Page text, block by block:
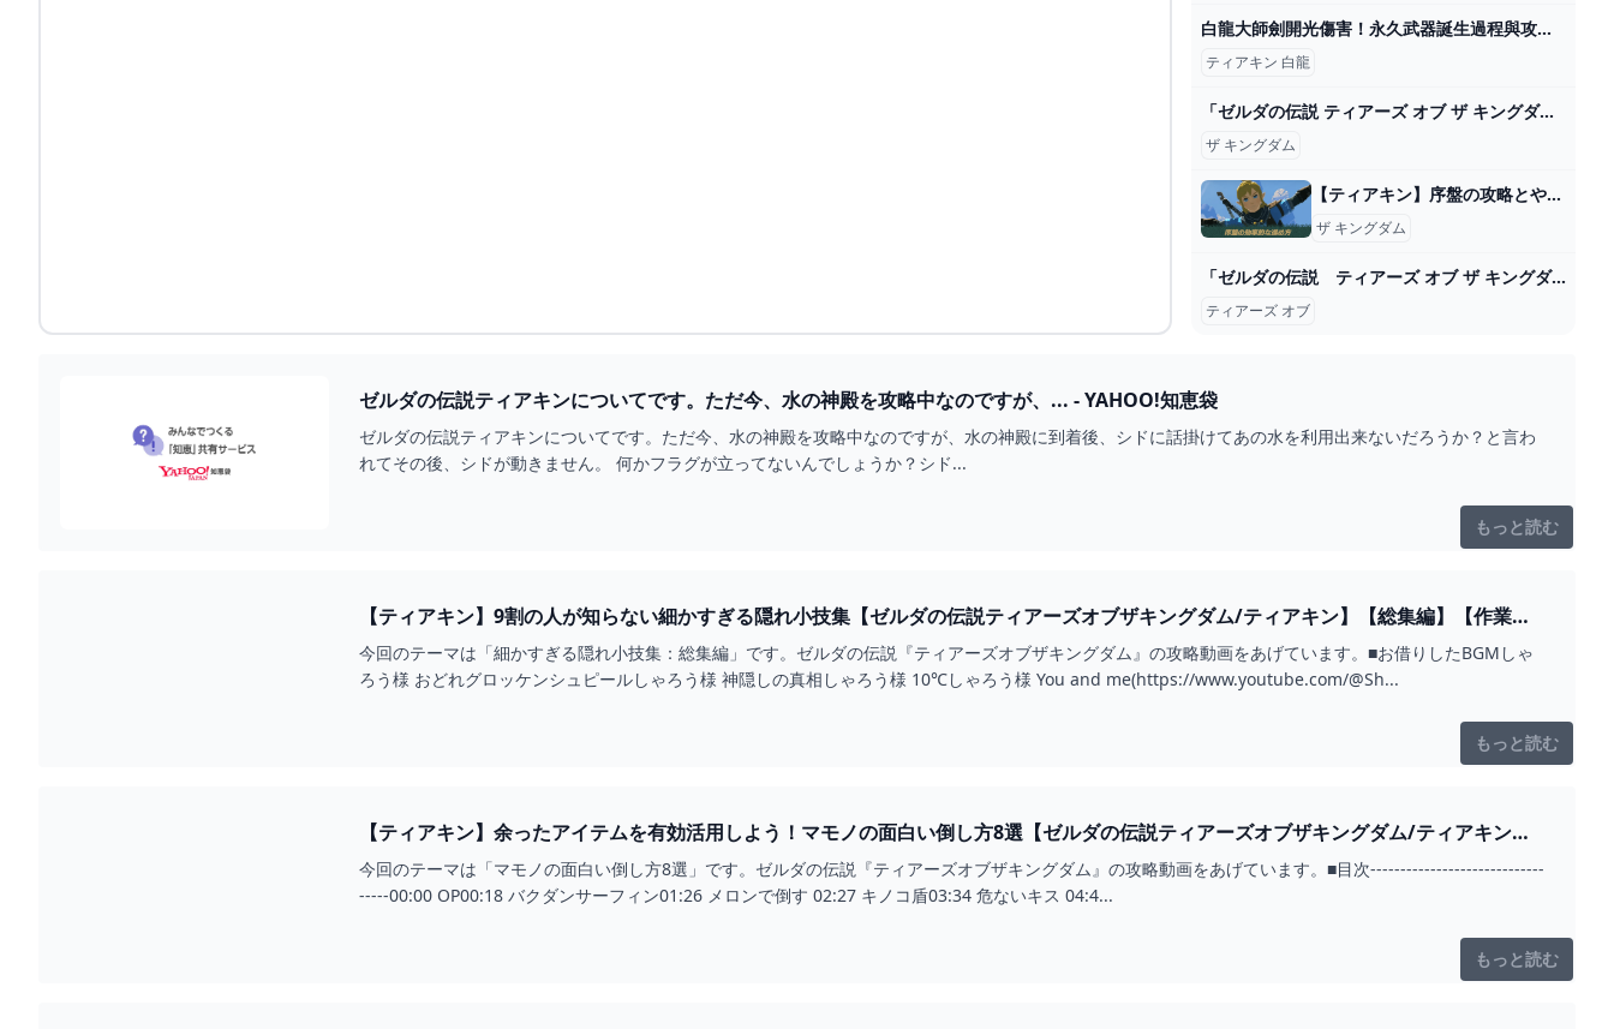
白龍大師劍開光傷害！永久武器誕生過程與攻打各人馬 - YouTube
ティアキン 白龍
「ゼルダの伝説 ティアーズ オブ ザ キングダム」がギネス世界記録「最も早く売れた任天堂ゲーム」を達成！ - GAME Watch
ザ キングダム
【ティアキン】序盤の攻略とやるべきこと｜初心者の進め方【ゼルダの伝説ティアーズオブザキングダム】｜ゲームエイト
ザ キングダム
「ゼルダの伝説 ティアーズ オブ ザ キングダム ザ・コンプリートガイド」電撃ゲーム書籍編集部 [ゲーム攻略本] - KADOKAWA
ティアーズ オブ
ゼルダの伝説ティアキンについてです。ただ今、水の神殿を攻略中なのですが、... - YAHOO!知恵袋
ゼルダの伝説ティアキンについてです。ただ今、水の神殿を攻略中なのですが、水の神殿に到着後、シドに話掛けてあの水を利用出来ないだろうか？と言わ
れてその後、シドが動きません。 何かフラグが立ってないんでしょうか？シド...
もっと読む
【ティアキン】9割の人が知らない細かすぎる隠れ小技集【ゼルダの伝説ティアーズオブザキングダム/ティアキン】【総集編】【作業
用】 - YOUTUBE
今回のテーマは「細かすぎる隠れ小技集：総集編」です。ゼルダの伝説『ティアーズオブザキングダム』の攻略動画をあげています。■お借りしたBGMしゃ
ろう様 おどれグロッケンシュピールしゃろう様 神隠しの真相しゃろう様 10℃しゃろう様 You and me(https://www.youtube.com/@Sh...
もっと読む
【ティアキン】余ったアイテムを有効活用しよう！マモノの面白い倒し方8選【ゼルダの伝説ティアーズオブザキングダム/ティアキン】
【ゆっくり解説】 - YOUTUBE
今回のテーマは「マモノの面白い倒し方8選」です。ゼルダの伝説『ティアーズオブザキングダム』の攻略動画をあげています。■目次-----------------------------
-----00:00 OP00:18 バクダンサーフィン01:26 メロンで倒す 02:27 キノコ盾03:34 危ないキス 04:4...
もっと読む